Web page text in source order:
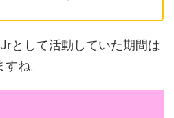
として活動していた期間は
ね。